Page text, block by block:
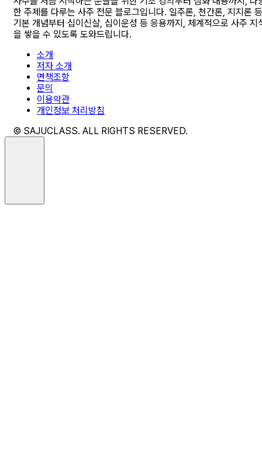
한 주제를 다루는 사주 전문 블로그입니다. 일주론, 천간론, 지지론 등
기본 개념부터 십이신살, 십이운성 등 응용까지, 체계적으로 사주 지
을 쌓을 수 있도록 도와드립니다.
소개
저자 소개
면책조항
문의
이용약관
개인정보 처리방침
© SAJUCLASS. ALL RIGHTS RESERVED.